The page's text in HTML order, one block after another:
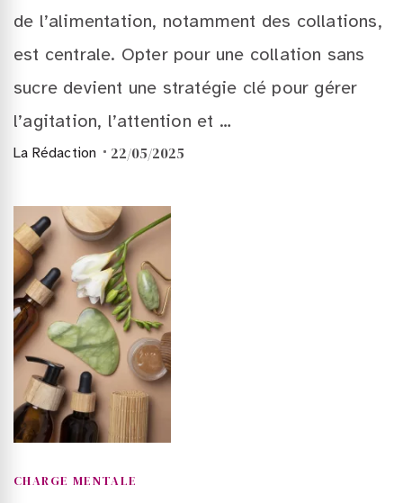
de l’alimentation, notamment des collations,
est centrale. Opter pour une collation sans
sucre devient une stratégie clé pour gérer
l’agitation, l’attention et …
La Rédaction 22/05/2025
CHARGE MENTALE